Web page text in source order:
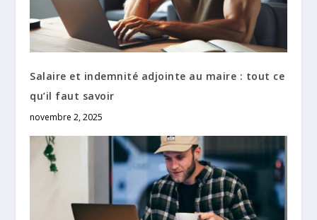
Salaire et indemnité adjointe au maire : tout ce
qu’il faut savoir
novembre 2, 2025